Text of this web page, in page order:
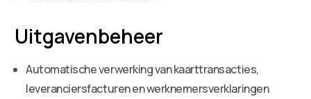
Uitgavenbeheer
Automatische verwerking van kaarttransacties,
leveranciersfacturen en werknemersverklaringen